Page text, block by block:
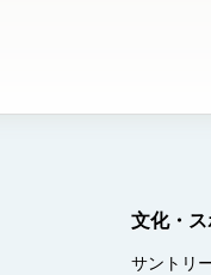
文化・
サントリ